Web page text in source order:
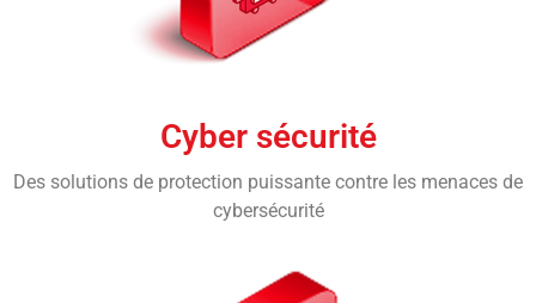
Cyber sécurité
Des solutions de protection puissante contre les menaces de
cybersécurité